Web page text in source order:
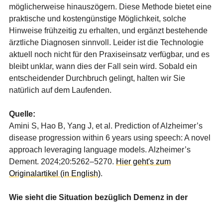
möglicherweise hinauszögern. Diese Methode bietet eine
praktische und kostengünstige Möglichkeit, solche
Hinweise frühzeitig zu erhalten, und ergänzt bestehende
ärztliche Diagnosen sinnvoll. Leider ist die Technologie
aktuell noch nicht für den Praxiseinsatz verfügbar, und es
bleibt unklar, wann dies der Fall sein wird. Sobald ein
entscheidender Durchbruch gelingt, halten wir Sie
natürlich auf dem Laufenden.
Quelle:
Amini S, Hao B, Yang J, et al. Prediction of Alzheimer’s
disease progression within 6 years using speech: A novel
approach leveraging language models. Alzheimer’s
Dement. 2024;20:5262–5270. Hier geht's zum
Originalartikel (in English).
Wie sieht die Situation bezüglich Demenz in der